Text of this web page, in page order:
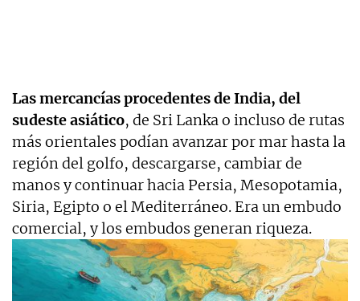
Las mercancías procedentes de India, del
sudeste asiático, de Sri Lanka o incluso de rutas
más orientales podían avanzar por mar hasta la
región del golfo, descargarse, cambiar de
manos y continuar hacia Persia, Mesopotamia,
Siria, Egipto o el Mediterráneo. Era un embudo
comercial, y los embudos generan riqueza.